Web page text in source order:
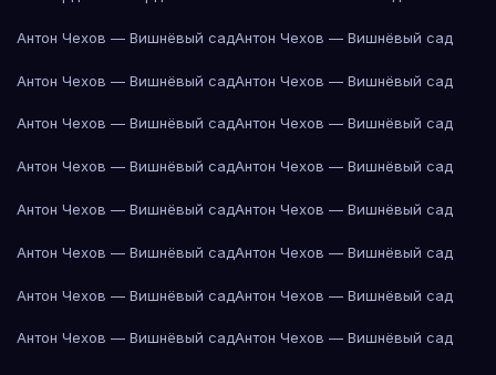
Антон Чехов — Вишнёвый садАнтон Чехов — Вишнёвый сад
Антон Чехов — Вишнёвый садАнтон Чехов — Вишнёвый сад
Антон Чехов — Вишнёвый садАнтон Чехов — Вишнёвый сад
Антон Чехов — Вишнёвый садАнтон Чехов — Вишнёвый сад
Антон Чехов — Вишнёвый садАнтон Чехов — Вишнёвый сад
Антон Чехов — Вишнёвый садАнтон Чехов — Вишнёвый сад
Антон Чехов — Вишнёвый садАнтон Чехов — Вишнёвый сад
Антон Чехов — Вишнёвый садАнтон Чехов — Вишнёвый сад